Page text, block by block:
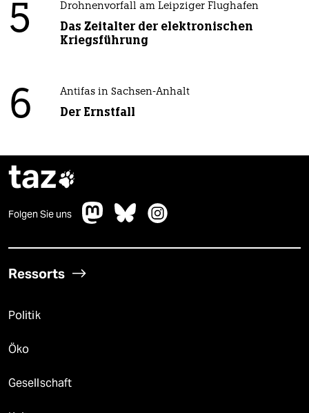
5 Drohnenvorfall am Leipziger Flughafen
Das Zeitalter der elektronischen
Kriegsführung
6 Antifas in Sachsen-Anhalt
Der Ernstfall
taz
Folgen Sie uns
Ressorts
Politik
Öko
Gesellschaft